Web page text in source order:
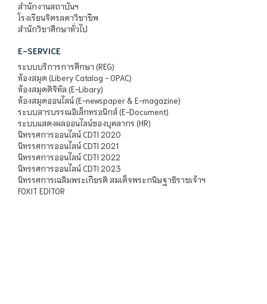
สำนักงานสถาบันฯ
โรงเรียนจิตรลดาวิชาชีพ
สำนักวิชาศึกษาทั่วไป
E-SERVICE
ระบบบริการการศึกษา (REG)
ห้องสมุด (Libery Catalog - OPAC)
ห้องสมุดดิจิทัล (E-Libary)
ห้องสมุดออนไลน์ (E-newspaper & E-magazine)
ระบบสารบรรณอิเล็กทรอนิกส์ (E-Document)
ระบบแสดงผลออนไลน์ของบุคลากร (HR)
นิทรรศการออนไลน์ CDTI 2020
นิทรรศการออนไลน์ CDTI 2021
นิทรรศการออนไลน์ CDTI 2022
นิทรรศการออนไลน์ CDTI 2023
นิทรรศการเฉลิมพระเกียรติ สมเด็จพระกนิษฐาธิราชเจ้าฯ
FOXIT EDITOR